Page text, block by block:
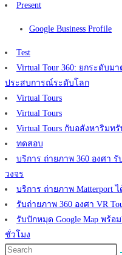
Present
Google Business Profile
Test
Virtual Tour 360: ยกระดับมา
ประสบการณ์ระดับโลก
Virtual Tours
Virtual Tours
Virtual Tours กับอสังหาริมทรั
ทดสอบ
บริการ ถ่ายภาพ 360 องศา รั
วงจร
บริการ ถ่ายภาพ Matterport
รับถ่ายภาพ 360 องศา VR
รับปักหมุด Google Map พร้อ
ชั่วโมง
Search